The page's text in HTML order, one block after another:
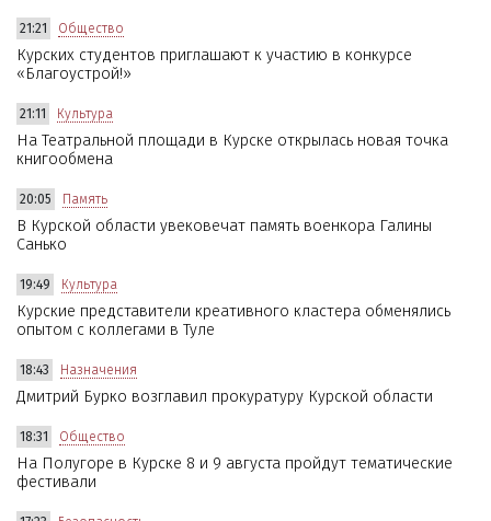
21:21 Общество
Курских студентов приглашают к участию в конкурсе
«Благоустрой!»
21:11 Культура
На Театральной площади в Курске открылась новая точка
книгообмена
20:05 Память
В Курской области увековечат память военкора Галины
Санько
19:49 Культура
Курские представители креативного кластера обменялись
опытом с коллегами в Туле
18:43 Назначения
Дмитрий Бурко возглавил прокуратуру Курской области
18:31 Общество
На Полугоре в Курске 8 и 9 августа пройдут тематические
фестивали